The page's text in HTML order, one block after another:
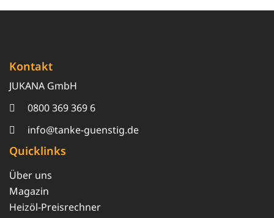
Kontakt
JUKANA GmbH
0800 369 369 6
info@tanke-guenstig.de
Quicklinks
Über uns
Magazin
Heizöl-Preisrechner